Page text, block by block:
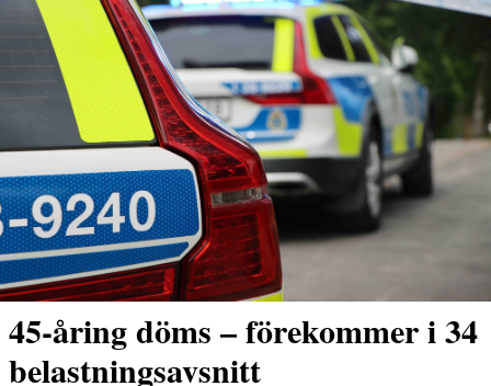
45-åring döms – förekommer i 34
belastningsavsnitt